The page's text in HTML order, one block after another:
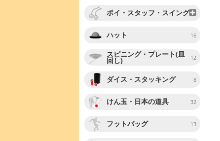
ポイ・スタッフ・スイング
ハット 16
スピニング・プレート(皿
回し) 12
ダイス・スタッキング 8
けん玉・日本の道具 32
フットバッグ 13